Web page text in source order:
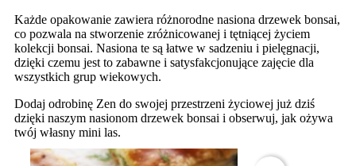
Każde opakowanie zawiera różnorodne nasiona drzewek bonsai,
co pozwala na stworzenie zróżnicowanej i tętniącej życiem
kolekcji bonsai. Nasiona te są łatwe w sadzeniu i pielęgnacji,
dzięki czemu jest to zabawne i satysfakcjonujące zajęcie dla
wszystkich grup wiekowych.
Dodaj odrobinę Zen do swojej przestrzeni życiowej już dziś
dzięki naszym nasionom drzewek bonsai i obserwuj, jak ożywa
twój własny mini las.